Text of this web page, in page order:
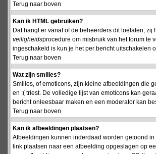
Terug naar boven
Kan ik HTML gebruiken?
Dat hangt er vanaf of de beheerders dit toelaten,
veiligheidsprocedure om misbruik van het forum te
ingeschakeld is kun je het per bericht uitschakelen
Terug naar boven
Wat zijn smilies?
Smilies, of emoticons, zijn kleine afbeeldingen die
en :( triest. De volledige lijst van emoticons kan
bericht onleesbaar maken en een moderator kan
Terug naar boven
Kan ik afbeeldingen plaatsen?
Afbeeldingen kunnen inderdaad worden getoond
link plaatsen naar een afbeelding opgeslagen op